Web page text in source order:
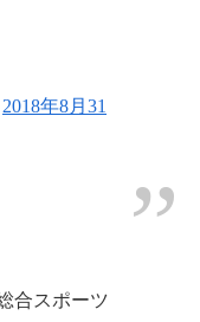
2018年8月31
合スポーツ